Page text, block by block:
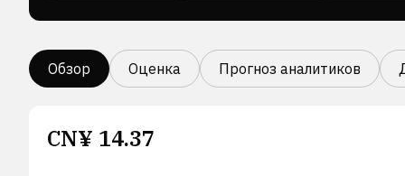
Обзор Оценка Прогноз аналитиков
CN¥ 14.37